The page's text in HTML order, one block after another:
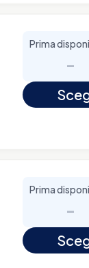
Prima
-
Prima
-